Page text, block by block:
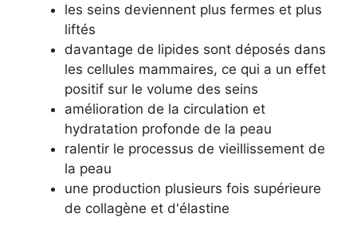
les seins deviennent plus fermes et plus
liftés
davantage de lipides sont déposés dans
les cellules mammaires, ce qui a un effet
positif sur le volume des seins
amélioration de la circulation et
hydratation profonde de la peau
ralentir le processus de vieillissement de
la peau
une production plusieurs fois supérieure
de collagène et d'élastine